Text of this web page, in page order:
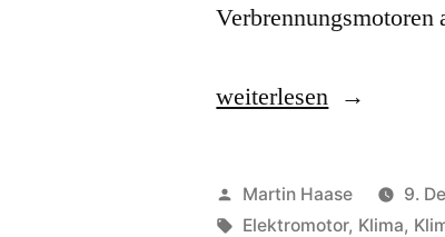
„Verbrenner-
weiterlesen
Veröffentlicht
von
Martin Haase 9.
Schlagwörter:
Elektromotor, Klima,